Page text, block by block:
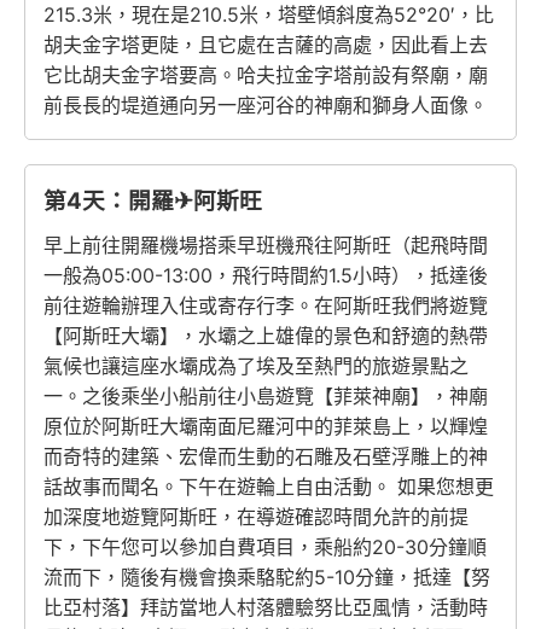
215.3米，現在是210.5米，塔壁傾斜度為52°20′，比
胡夫金字塔更陡，且它處在吉薩的高處，因此看上去
它比胡夫金字塔要高。哈夫拉金字塔前設有祭廟，廟
前長長的堤道通向另一座河谷的神廟和獅身人面像。
第4天：開羅✈阿斯旺
早上前往開羅機場搭乘早班機飛往阿斯旺（起飛時間
一般為05:00-13:00，飛行時間約1.5小時），抵達後
前往遊輪辦理入住或寄存行李。在阿斯旺我們將遊覽
【阿斯旺大壩】，水壩之上雄偉的景色和舒適的熱帶
氣候也讓這座水壩成為了埃及至熱門的旅遊景點之
一。之後乘坐小船前往小島遊覽【菲萊神廟】，神廟
原位於阿斯旺大壩南面尼羅河中的菲萊島上，以輝煌
而奇特的建築、宏偉而生動的石雕及石壁浮雕上的神
話故事而聞名。下午在遊輪上自由活動。 如果您想更
加深度地遊覽阿斯旺，在導遊確認時間允許的前提
下，下午您可以參加自費項目，乘船約20-30分鐘順
流而下，隨後有機會換乘駱駝約5-10分鐘，抵達【努
比亞村落】拜訪當地人村落體驗努比亞風情，活動時